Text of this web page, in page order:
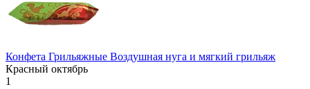
Конфета Грильяжные Воздушная нуга и мягкий грильяж
Красный октябрь
1